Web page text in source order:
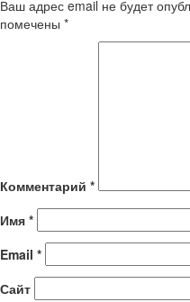
Ваш адрес email не будет
помечены *
Комментарий *
Имя *
Email *
Сайт